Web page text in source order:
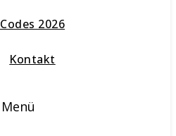
Codes 2026
Kontakt
Menü